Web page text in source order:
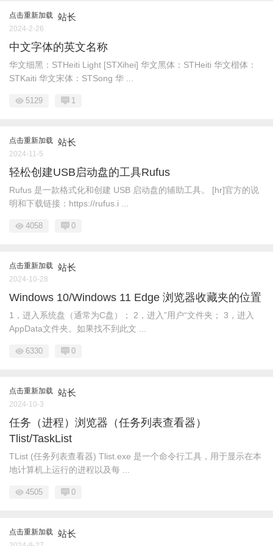
点击重新加载 站长
2024-2-26
中文字体的英文名称
华文细黑：STHeiti Light [STXihei] 华文黑体：STHeiti 华文楷体：
STKaiti 华文宋体：STSong 华 ...
5129 1
点击重新加载 站长
2024-11-5
轻松创建USB启动盘的工具Rufus
Rufus 是一款格式化和创建 USB 启动盘的辅助工具。 [hr]官方的说
明和下载链接：https://rufus.i ...
4058 0
点击重新加载 站长
2024-10-28
Windows 10/Windows 11 Edge 浏览器收藏夹的位置
1，进入系统盘（通常为C盘）； 2，进入”用户“文件夹； 3，进入
AppData文件夹。如果找不到此文 ...
6330 0
点击重新加载 站长
2024-10-3
任务（进程）浏览器（任务列表查看器）
Tlist/TaskList
TList (任务列表查看器) Tlist.exe 是一个命令行工具，用于显示在本
地计算机上运行的进程以及每 ...
4505 0
点击重新加载 站长